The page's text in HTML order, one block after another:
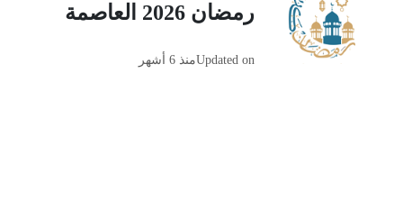
رمضان 2026 العاصمة
Updated onمنذ 6 أشهر